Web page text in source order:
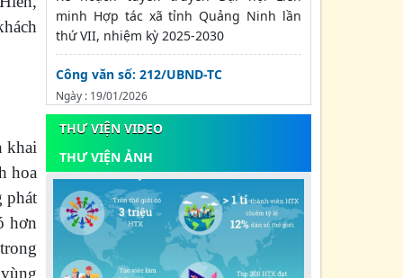
khai
hoa
phát
hơn
minh Hợp tác xã tỉnh Quảng Ninh lần
thứ VII, nhiệm kỳ 2025-2030
Công văn số: 212/UBND-TC
Ngày : 19/01/2026
Về việc chủ động ứng phó với rét đậm,
rét hại và gió mạnh trên biển
Công văn số: Số: 234/BTC-DNTN của Bộ
Tài Chính
Ngày : 08/01/2026
V/v triển khai thực hiện Nghị quyết số
66.7/2025/NQ-CP trong công tác đăng ký
doanh nghiệp/hợp tác...
THƯ VIỆN VIDEO
THƯ VIỆN ẢNH